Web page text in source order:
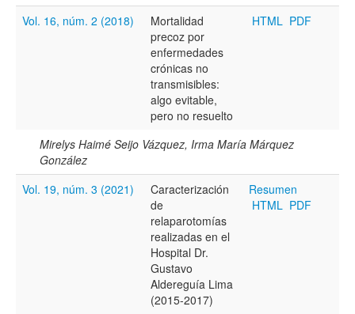
Vol. 16, núm. 2 (2018)
Mortalidad
precoz por
enfermedades
crónicas no
transmisibles:
algo evitable,
pero no resuelto
HTML PDF
Mirelys Haimé Seijo Vázquez, Irma María Márquez
González
Vol. 19, núm. 3 (2021)
Caracterización
de
relaparotomías
realizadas en el
Hospital Dr.
Gustavo
Aldereguía Lima
(2015-2017)
Resumen
HTML PDF